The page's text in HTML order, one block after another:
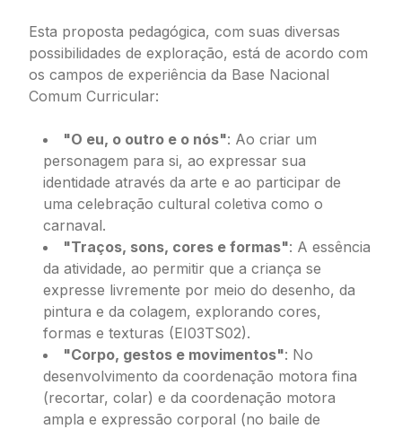
Esta proposta pedagógica, com suas diversas
possibilidades de exploração, está de acordo com
os campos de experiência da Base Nacional
Comum Curricular:
"O eu, o outro e o nós": Ao criar um
personagem para si, ao expressar sua
identidade através da arte e ao participar de
uma celebração cultural coletiva como o
carnaval.
"Traços, sons, cores e formas": A essência
da atividade, ao permitir que a criança se
expresse livremente por meio do desenho, da
pintura e da colagem, explorando cores,
formas e texturas (EI03TS02).
"Corpo, gestos e movimentos": No
desenvolvimento da coordenação motora fina
(recortar, colar) e da coordenação motora
ampla e expressão corporal (no baile de